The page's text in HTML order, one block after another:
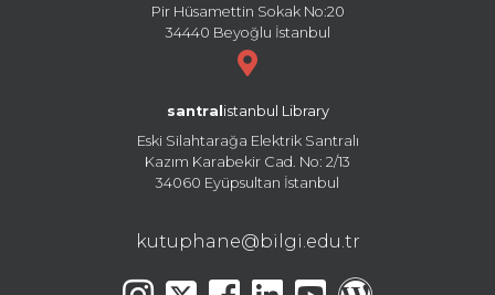
Pir Hüsamettin Sokak No:20
34440 Beyoğlu İstanbul
santral istanbul Library
Eski Silahtarağa Elektrik Santralı
Kazım Karabekir Cad. No: 2/13
34060 Eyüpsultan İstanbul
kutuphane@bilgi.edu.tr